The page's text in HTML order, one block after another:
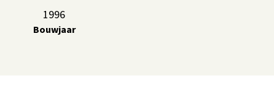
1996
Bouwjaar